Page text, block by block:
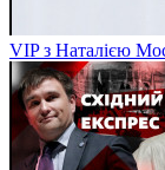
VIP з Наталією